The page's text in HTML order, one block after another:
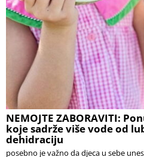
NEMOJTE ZABORAVITI:
koje sadrže više vode od
dehidraciju
posebno je važno da djeca u sebe